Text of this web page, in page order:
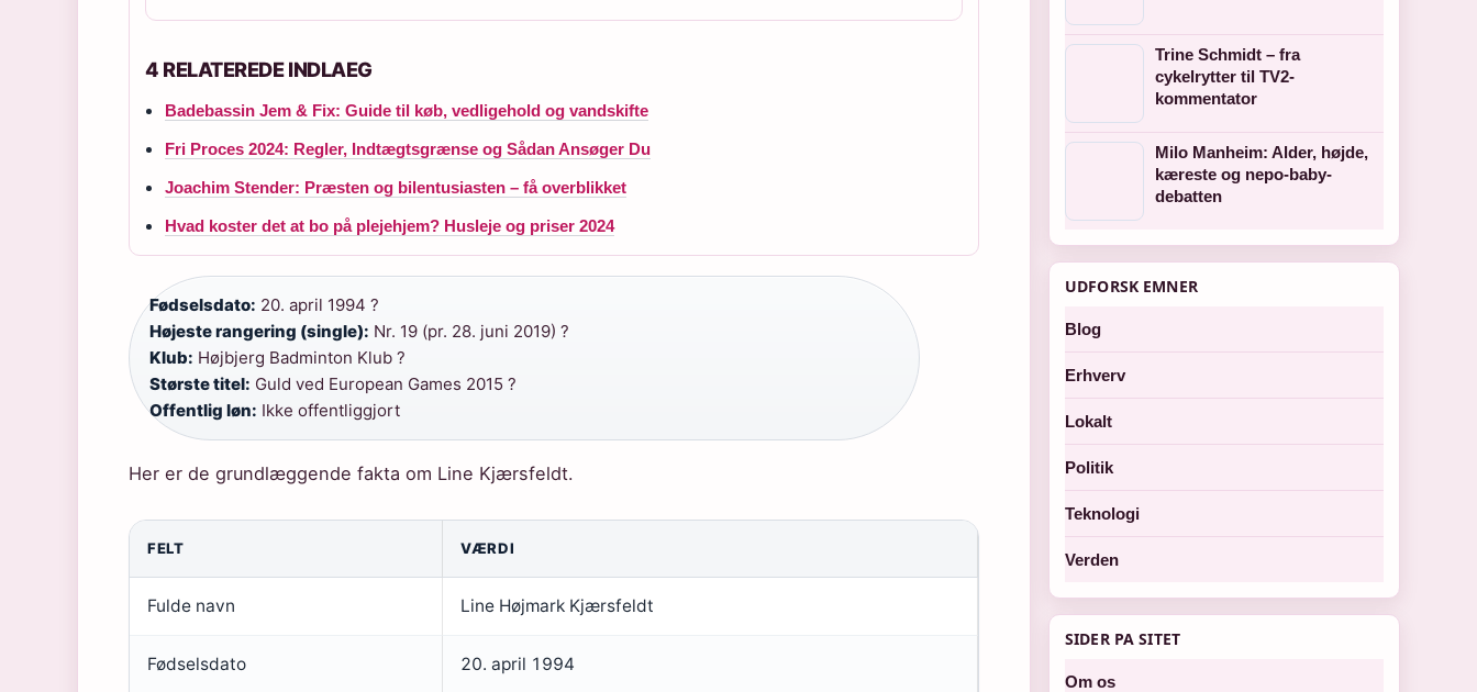
4 RELATEREDE INDLAEG
Badebassin Jem & Fix: Guide til køb, vedligehold og vandskifte
Fri Proces 2024: Regler, Indtægtsgrænse og Sådan Ansøger Du
Joachim Stender: Præsten og bilentusiasten – få overblikket
Hvad koster det at bo på plejehjem? Husleje og priser 2024
Fødselsdato: 20. april 1994 ?
Højeste rangering (single): Nr. 19 (pr. 28. juni 2019) ?
Klub: Højbjerg Badminton Klub ?
Største titel: Guld ved European Games 2015 ?
Offentlig løn: Ikke offentliggjort
Her er de grundlæggende fakta om Line Kjærsfeldt.
om
FELT VÆRDI
Fulde navn Line Højmark Kjærsfeldt
Fødselsdato 20. april 1994
Trine Schmidt – fra
cykelrytter til TV2-
kommentator
Milo Manheim: Alder, højde,
kæreste og nepo-baby-
debatten
UDFORSK EMNER
Blog
Erhverv
Lokalt
Politik
Teknologi
Verden
SIDER PA SITET
Om os